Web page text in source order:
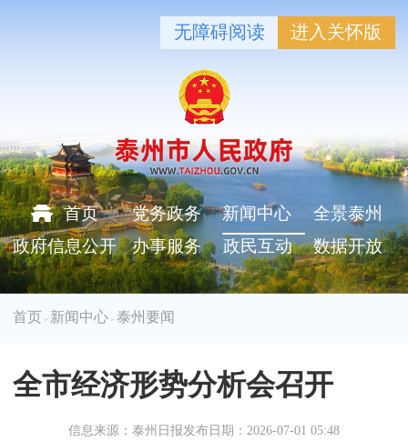
无障碍阅读 进入关怀版
首页 党务政务 新闻中心
全景泰州
政府信息公开
办事服务 政民互动 数据开放
首页 > 新闻中心 >泰州要闻
全市经济形势分析会召开
信息来源：泰州日报发布日期：2026-07-01 05:48